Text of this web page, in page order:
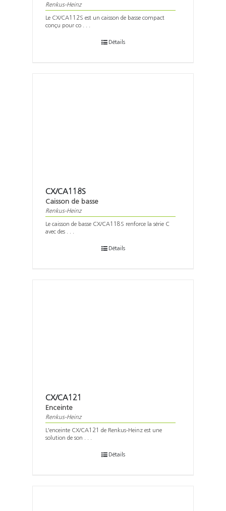
Renkus-Heinz
Le CX/CA112S est un caisson de basse compact
conçu pour co . . .
Détails
CX/CA118S
Caisson de basse
Renkus-Heinz
Le caisson de basse CX/CA118S renforce la série C
avec des . . .
Détails
CX/CA121
Enceinte
Renkus-Heinz
L'enceinte CX/CA121 de Renkus-Heinz est une
solution de son . . .
Détails